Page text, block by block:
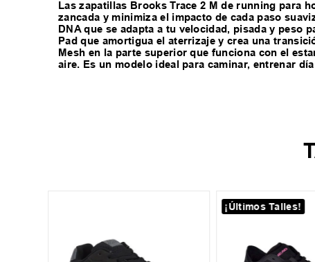
Las zapatillas Brooks Trace 2 M de running para
zancada y minimiza el impacto de cada paso
DNA que se adapta a tu velocidad, pisada y peso
Pad que amortigua el aterrizaje y crea una
Mesh en la parte superior que funciona con el
aire. Es un modelo ideal para caminar, entrenar
¡Últimos Talles!